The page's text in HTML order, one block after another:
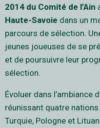
2014 du Comité de l’Ain
Haute-Savoie dans un
parcours de sélection.
jeunes joueuses de se
et de poursuivre leur
sélection.
Évoluer dans l’ambiance
réunissant quatre
Turquie, Pologne et